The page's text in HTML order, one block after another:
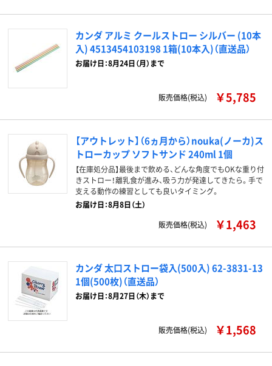
カンダ アルミ クールストロー シルバー (10本
入) 4513454103198 1箱(10本入)（直送品）
お届け日：8月24日（月）まで
販売価格(税込) ￥5,785
【アウトレット】（6ヵ月から）nouka(ノーカ)ス
トローカップ ソフトサンド 240ml 1個
【在庫処分品】最後まで飲める、どんな角度でもOKな重り付
きストロー！離乳食が進み、吸う力が発達してきたら。手で
支える動作の練習としても良いタイミング。
お届け日：8月8日（土）
販売価格(税込)
￥1,463
カンダ 太口ストロー袋入(500入) 62-3831-13
1個(500枚)（直送品）
お届け日：8月27日（木）まで
販売価格(税込) ￥1,568